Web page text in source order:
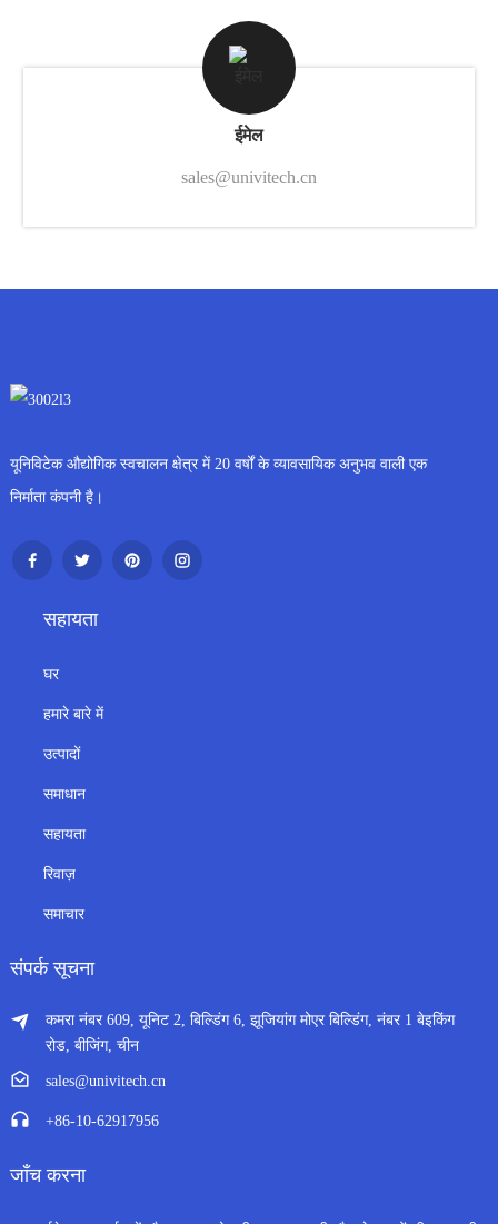
ईमेल
sales@univitech.cn
यूनिविटेक औद्योगिक स्वचालन क्षेत्र में 20 वर्षों के व्यावसायिक अनुभव वाली एक
निर्माता कंपनी है।
सहायता
घर
हमारे बारे में
उत्पादों
समाधान
सहायता
रिवाज़
समाचार
संपर्क सूचना
कमरा नंबर 609, यूनिट 2, बिल्डिंग 6, झूजियांग मोएर बिल्डिंग, नंबर 1 बेइकिंग
रोड, बीजिंग, चीन
sales@univitech.cn
+86-10-62917956
जाँच करना